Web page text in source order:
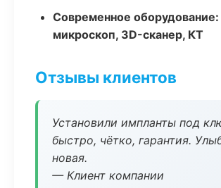
Современное оборудование:
микроскоп, 3D-сканер, КТ
Отзывы клиентов
Установили импланты под
быстро, чётко, гарантия.
новая.
— Клиент компании